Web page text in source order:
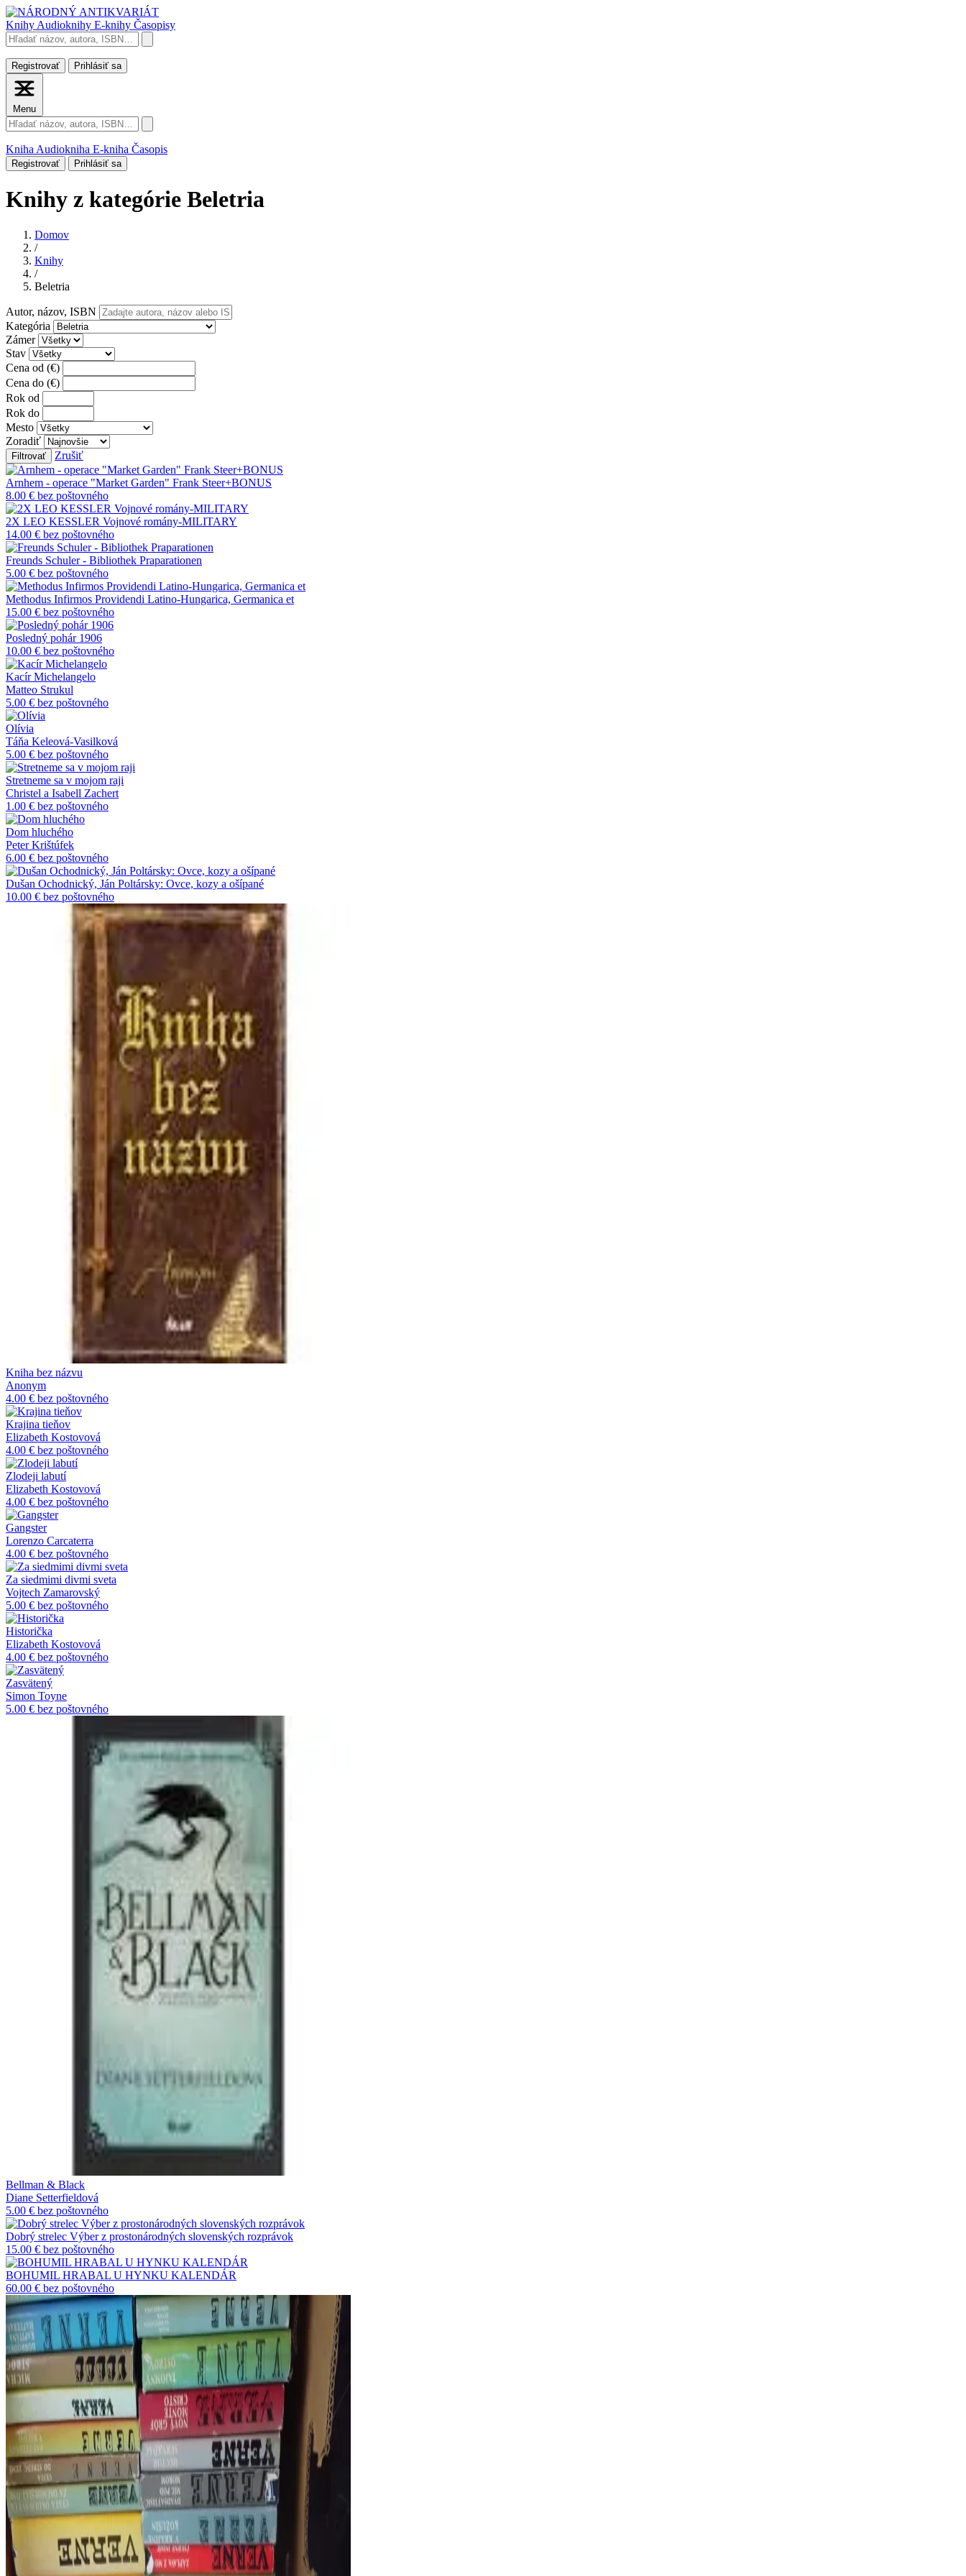
Knihy Audioknihy E-knihy Časopisy
Registrovať Prihlásiť sa
Menu
Kniha Audiokniha E-kniha Časopis
Registrovať Prihlásiť sa
Knihy z kategórie Beletria
Domov
/
Knihy
/
Beletria
Autor, názov, ISBN
Kategória
Zámer
Stav
Cena od (€)
Cena do (€)
Rok od
Rok do
Mesto
Zoradiť
Filtrovať Zrušiť
Arnhem - operace "Market Garden" Frank Steer+BONUS
8.00 € bez poštovného
2X LEO KESSLER Vojnové romány-MILITARY
14.00 € bez poštovného
Freunds Schuler - Bibliothek Praparationen
5.00 € bez poštovného
Methodus Infirmos Providendi Latino-Hungarica, Germanica et
15.00 € bez poštovného
Posledný pohár 1906
10.00 € bez poštovného
Kacír Michelangelo
Matteo Strukul
5.00 € bez poštovného
Olívia
Táňa Keleová-Vasilková
5.00 € bez poštovného
Stretneme sa v mojom raji
Christel a Isabell Zachert
1.00 € bez poštovného
Dom hluchého
Peter Krištúfek
6.00 € bez poštovného
Dušan Ochodnický, Ján Poltársky: Ovce, kozy a ošípané
10.00 € bez poštovného
Kniha bez názvu
Anonym
4.00 € bez poštovného
Krajina tieňov
Elizabeth Kostovová
4.00 € bez poštovného
Zlodeji labutí
Elizabeth Kostovová
4.00 € bez poštovného
Gangster
Lorenzo Carcaterra
4.00 € bez poštovného
Za siedmimi divmi sveta
Vojtech Zamarovský
5.00 € bez poštovného
Historička
Elizabeth Kostovová
4.00 € bez poštovného
Zasvätený
Simon Toyne
5.00 € bez poštovného
Bellman & Black
Diane Setterfieldová
5.00 € bez poštovného
Dobrý strelec Výber z prostonárodných slovenských rozprávok
15.00 € bez poštovného
BOHUMIL HRABAL U HYNKU KALENDÁR
60.00 € bez poštovného